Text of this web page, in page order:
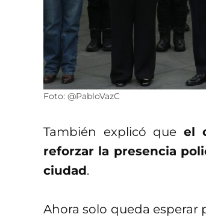
Foto: @PabloVazC
También explicó que el
reforzar la presencia
ciudad.
Ahora solo queda esperar